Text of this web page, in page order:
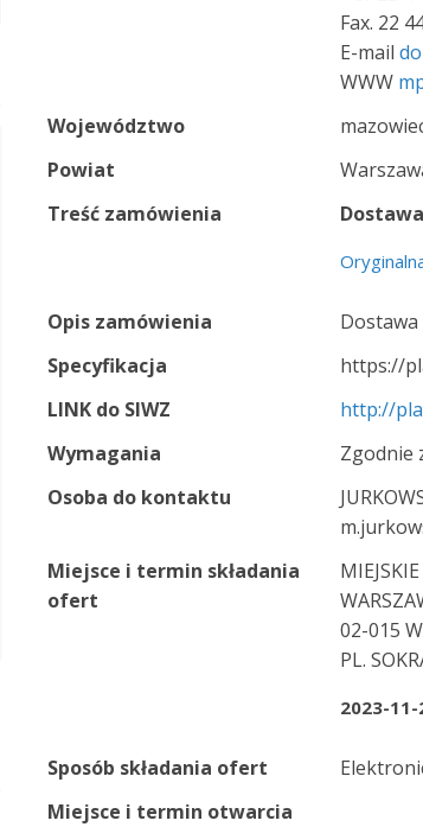
Fax. 22
E-mail
WWW
Województwo
Powiat
Treść zamówienia
Opis zamówienia
Specyfikacja
https://
LINK do SIWZ
http://
Wymagania
Zgodnie
Osoba do kontaktu
Miejsce i termin składania
ofert
02-015
PL.
2023-11-
Sposób składania ofert
Miejsce i termin otwarcia